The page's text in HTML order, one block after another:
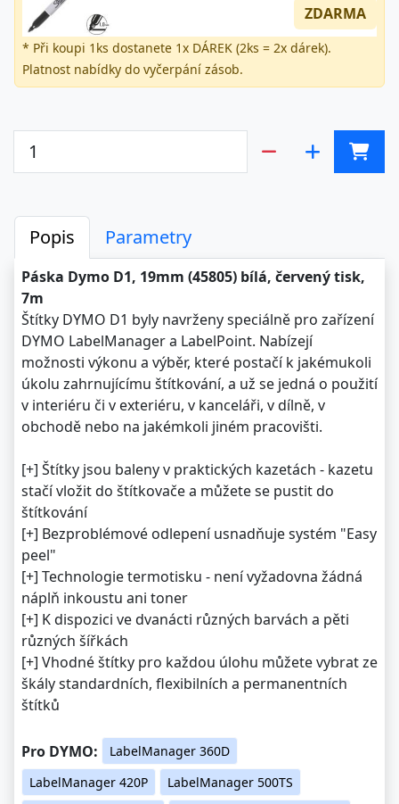
ZDARMA
* Při koupi 1ks dostanete 1x DÁREK (2ks = 2x dárek).
Platnost nabídky do vyčerpání zásob.
Popis Parametry
Páska Dymo D1, 19mm (45805) bílá, červený tisk,
7m
Štítky DYMO D1 byly navrženy speciálně pro zařízení
DYMO LabelManager a LabelPoint. Nabízejí
možnosti výkonu a výběr, které postačí k jakémukoli
úkolu zahrnujícímu štítkování, a už se jedná o použití
v interiéru či v exteriéru, v kanceláři, v dílně, v
obchodě nebo na jakémkoli jiném pracovišti.
[+] Štítky jsou baleny v praktických kazetách - kazetu
stačí vložit do štítkovače a můžete se pustit do
štítkování
[+] Bezproblémové odlepení usnadňuje systém "Easy
peel"
[+] Technologie termotisku - není vyžadovna žádná
náplň inkoustu ani toner
[+] K dispozici ve dvanácti různých barvách a pěti
různých šířkách
[+] Vhodné štítky pro každou úlohu můžete vybrat ze
škály standardních, flexibilních a permanentních
štítků
Pro DYMO:
LabelManager 360D
LabelManager 420P
LabelManager 500TS